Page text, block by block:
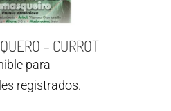
– CURROT
para
registrados.